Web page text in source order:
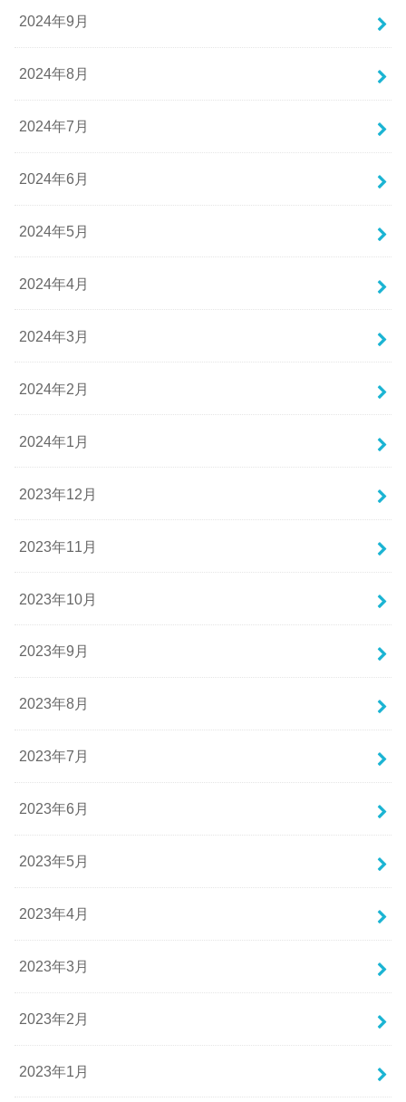
2024年9月
2024年8月
2024年7月
2024年6月
2024年5月
2024年4月
2024年3月
2024年2月
2024年1月
2023年12月
2023年11月
2023年10月
2023年9月
2023年8月
2023年7月
2023年6月
2023年5月
2023年4月
2023年3月
2023年2月
2023年1月